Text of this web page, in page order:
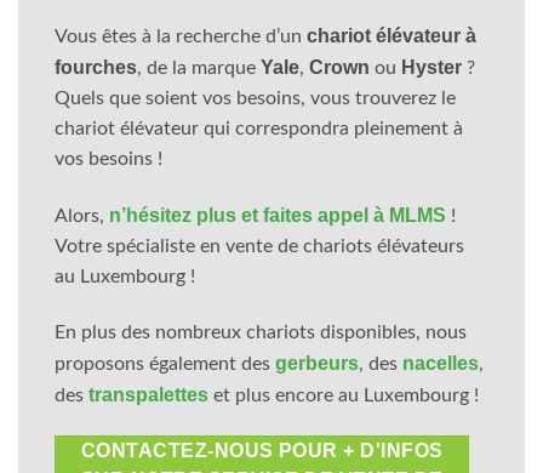
Vous êtes à la recherche d’un chariot élévateur à
fourches, de la marque Yale, Crown ou Hyster ?
Quels que soient vos besoins, vous trouverez le
chariot élévateur qui correspondra pleinement à
vos besoins !
Alors, n’hésitez plus et faites appel à MLMS !
Votre spécialiste en vente de chariots élévateurs
au Luxembourg !
En plus des nombreux chariots disponibles, nous
proposons également des gerbeurs, des nacelles,
des transpalettes et plus encore au Luxembourg !
CONTACTEZ-NOUS POUR + D'INFOS